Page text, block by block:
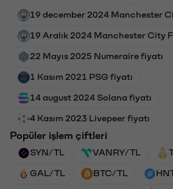
19 december 2024 Manchester
19 Aralık 2024 Manchester City
22 Mayıs 2025 Numeraire fiyatı
1 Kasım 2021 PSG fiyatı
14 august 2024 Solana fiyatı
4 Kasım 2023 Livepeer fiyatı
Popüler işlem çiftleri
SYN/TL VANRY/TL
GAL/TL BTC/TL